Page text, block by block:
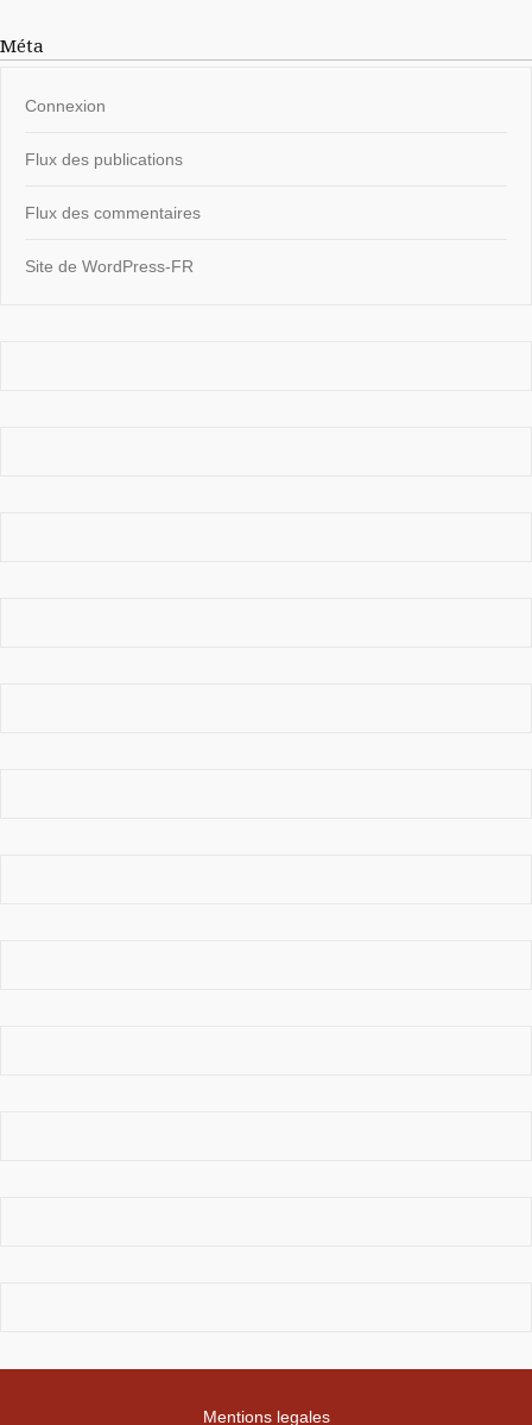
Méta
Connexion
Flux des publications
Flux des commentaires
Site de WordPress-FR
Mentions legales